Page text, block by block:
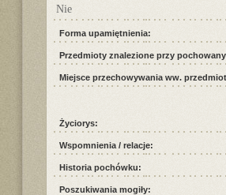
Nie
Forma upamiętnienia:
Przedmioty znalezione przy
Miejsce przechowywania ww.
Życiorys:
Wspomnienia / relacje:
Historia pochówku:
Poszukiwania mogiły: